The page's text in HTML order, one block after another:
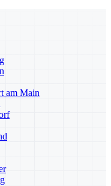
am Main